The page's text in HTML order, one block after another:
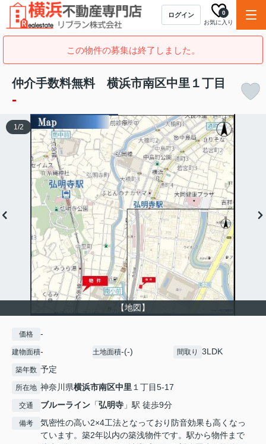
ログイン
お気に入り
0
この物件の募集は終了しました。
仲介手数料無料 横浜市南区中里１丁目
-
【地図】
1/2
価格 -
建物面積- 土地面積-(-) 間取り 3LDK
築年数 予定
所在地 神奈川県横浜市南区中里１丁目5-17
交通 ブルーライン 「弘明寺 」駅 徒歩9分
備考
気密性の高い2×4工法となっており防音効果も高くなっ
ています。築2年以内の築浅物件です。駅から物件まで